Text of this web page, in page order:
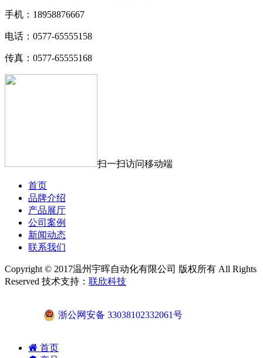
手机：18958876667
电话：0577-65555158
传真：0577-65555168
扫一扫访问移动端
首页
品牌介绍
产品展厅
公司案例
新闻动态
联系我们
Copyright © 2017温州宇晖自动化有限公司 版权所有 All Rights
Reserved 技术支持： 联欣科技
浙公网安备 33038102332061号
首页